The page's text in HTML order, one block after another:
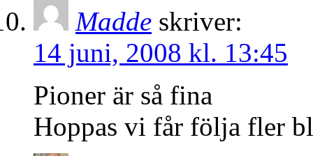
Madde skriver:
14 juni, 2008 kl. 13:45
Pioner är så fina
Hoppas vi får följa fler